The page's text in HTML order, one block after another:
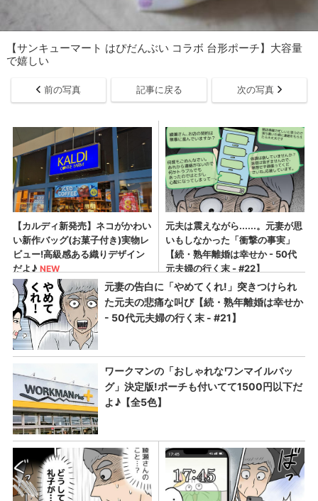
【サンキューマート はぴだんぶい コラボ 台形ポーチ】大容量
で嬉しい
前の写真 記事に戻る 次の写真